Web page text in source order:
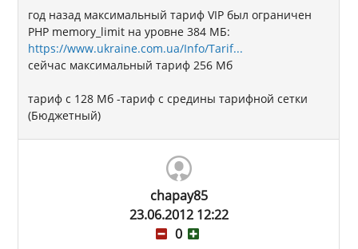
год назад максимальный тариф VIP был ограничен
PHP memory_limit на уровне 384 МБ:
https://www.ukraine.com.ua/Info/Tarif...
сейчас максимальный тариф 256 Мб
тариф с 128 Мб -тариф с средины тарифной сетки
(Бюджетный)
chapay85
23.06.2012 12:22
0